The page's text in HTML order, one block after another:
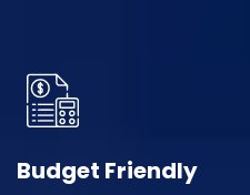
Budget Friendly